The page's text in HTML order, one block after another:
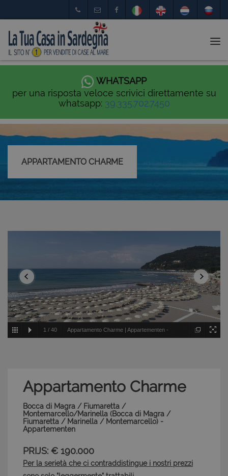
WHATSAPP
per una risposta veloce scrivici direttamente su
whatsapp: 39.335.702.7450
APPARTAMENTO CHARME
1 / 40 Appartamento Charme | Appartementen -
Appartamento Charme
Bocca di Magra / Fiumaretta /
Montemarcello/Marinella (Bocca di Magra /
Fiumaretta / Marinella / Montemarcello) -
Appartementen
PRIJS: € 190.000
Per la serietà che ci contraddistingue i nostri prezzi